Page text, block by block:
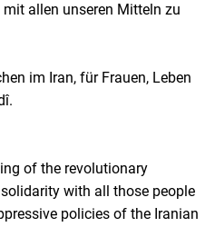
allen unseren Mitteln zu
im Iran, für Frauen, Leben
of the revolutionary
with all those people
policies of the Iranian